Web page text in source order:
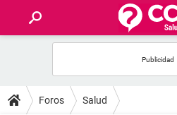
FOROS
Foros Salud